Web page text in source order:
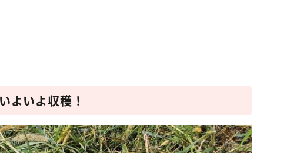
よいよ収穫！